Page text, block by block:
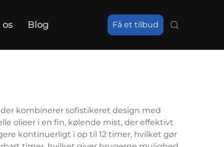
Blog Få et tilbud
kombinerer sofistikeret design med
olieer i en fin, kølende mist, der effektivt
kontinuerligt i op til 12 timer, hvilket gør